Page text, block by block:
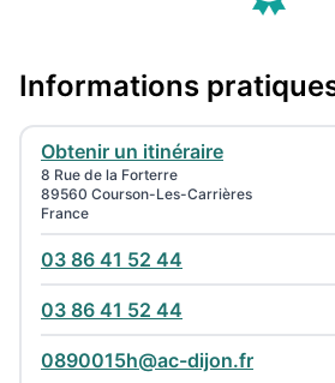
Informations
Obtenir un itinéraire
8 Rue de la Forterre
89560 Courson-Les-Carrières
France
03 86 41 52 44
03 86 41 52 44
0890015h@ac-dijon.fr